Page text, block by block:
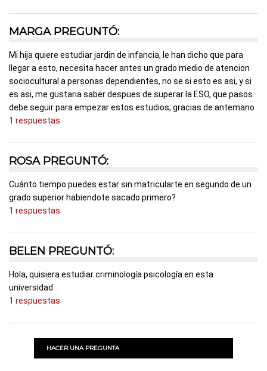
MARGA PREGUNTÓ:
Mi hija quiere estudiar jardin de infancia, le han dicho que para
llegar a esto, necesita hacer antes un grado medio de atencion
sociocultural a personas dependientes, no se si esto es asi, y si
es asi, me gustaria saber despues de superar la ESO, que pasos
debe seguir para empezar estos estudios, gracias de antemano
1 respuestas
ROSA PREGUNTÓ:
Cuánto tiempo puedes estar sin matricularte en segundo de un
grado superior habiendote sacado primero?
1 respuestas
BELEN PREGUNTÓ:
Hola, quisiera estudiar criminología psicología en esta
universidad
1 respuestas
HACER UNA PREGUNTA